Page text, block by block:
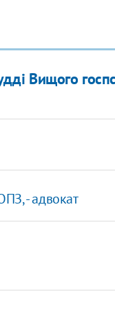
Вищого
- адвокат